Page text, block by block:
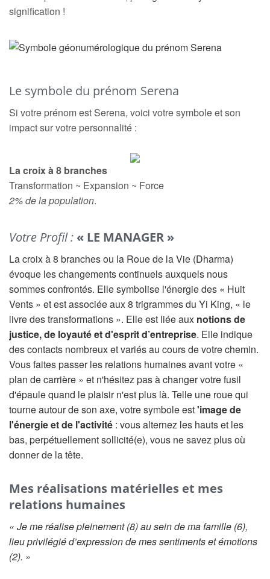
signification !
Le symbole du prénom Serena
Si votre prénom est Serena, voici votre symbole et son
impact sur votre personnalité :
La croix à 8 branches
Transformation ~ Expansion ~ Force
2% de la population.
Votre Profil : « LE MANAGER »
La croix à 8 branches ou la Roue de la Vie (Dharma)
évoque les changements continuels auxquels nous
sommes confrontés. Elle symbolise l'énergie des « Huit
Vents » et est associée aux 8 trigrammes du Yi King, « le
livre des transformations ». Elle est liée aux notions de
justice, de loyauté et d'esprit d’entreprise. Elle indique
des contacts nombreux et variés au cours de votre chemin.
Vous faites passer les relations humaines avant votre «
plan de carrière » et n'hésitez pas à changer votre fusil
d'épaule quand le plaisir n'est plus là. Telle une roue qui
tourne autour de son axe, votre symbole est'image de
l'énergie et de l'activité : vous alternez les hauts et les
bas, perpétuellement sollicité(e), vous ne savez plus où
donner de la tête.
Mes réalisations matérielles et mes
relations humaines
« Je me réalise pleinement (8) au sein de ma famille (6),
lieu privilégié d’expression de mes sentiments et émotions
(2). »